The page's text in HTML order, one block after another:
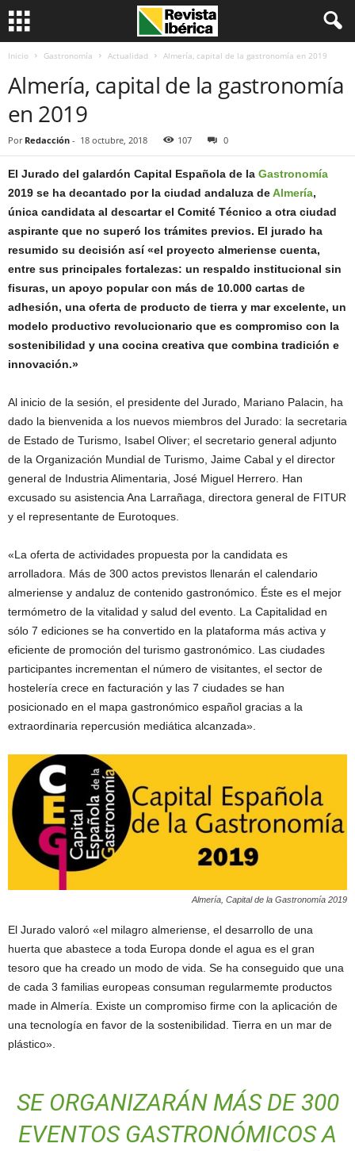
Inicio Gastronomía Actualidad Almería, capital de la gastronomía en 2019
Almería, capital de la gastronomía
en 2019
Por Redacción - 18 octubre, 2018 107 0
El Jurado del galardón Capital Española de la Gastronomía
2019 se ha decantado por la ciudad andaluza deAlmería,
única candidata al descartar el Comité Técnico a otra ciudad
aspirante que no superó los trámites previos. El jurado ha
resumido su decisión así «el proyecto almeriense cuenta,
entre sus principales fortalezas: un respaldo institucional sin
fisuras, un apoyo popular con más de 10.000 cartas de
adhesión, una oferta de producto de tierra y mar excelente, un
modelo productivo revolucionario que es compromiso con la
sostenibilidad y una cocina creativa que combina tradición e
innovación.»
Al inicio de la sesión, el presidente del Jurado, Mariano Palacin, ha
dado la bienvenida a los nuevos miembros del Jurado: la secretaria
de Estado de Turismo, Isabel Oliver; el secretario general adjunto
de la Organización Mundial de Turismo, Jaime Cabal y el director
general de Industria Alimentaria, José Miguel Herrero. Han
excusado su asistencia Ana Larrañaga, directora general de FITUR
y el representante de Eurotoques.
«La oferta de actividades propuesta por la candidata es
arrolladora. Más de 300 actos previstos llenarán el calendario
almeriense y andaluz de contenido gastronómico. Éste es el mejor
termómetro de la vitalidad y salud del evento. La Capitalidad en
sólo 7 ediciones se ha convertido en la plataforma más activa y
eficiente de promoción del turismo gastronómico. Las ciudades
participantes incrementan el número de visitantes, el sector de
hostelería crece en facturación y las 7 ciudades se han
posicionado en el mapa gastronómico español gracias a la
extraordinaria repercusión mediática alcanzada».
Almería, Capital de la Gastronomía 2019
El Jurado valoró «el milagro almeriense, el desarrollo de una
huerta que abastece a toda Europa donde el agua es el gran
tesoro que ha creado un modo de vida. Se ha conseguido que una
de cada 3 familias europeas consuman regularmemte productos
made in Almería. Existe un compromiso firme con la aplicación de
una tecnología en favor de la sostenibilidad. Tierra en un mar de
plástico».
SE ORGANIZARÁN MÁS DE 300
EVENTOS GASTRONÓMICOS A